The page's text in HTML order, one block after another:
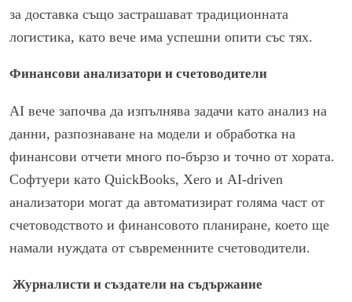
за доставка също застрашават традиционната
логистика, като вече има успешни опити със тях.
Финансови анализатори и счетоводители
AI вече започва да изпълнява задачи като анализ на
данни, разпознаване на модели и обработка на
финансови отчети много по-бързо и точно от хората.
Софтуери като QuickBooks, Xero и AI-driven
анализатори могат да автоматизират голяма част от
счетоводството и финансовото планиране, което ще
намали нуждата от съвременните счетоводители.
Журналисти и създатели на съдържание